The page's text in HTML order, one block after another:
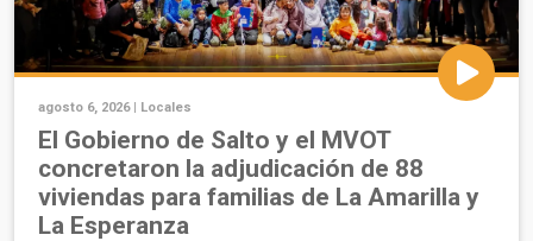
agosto 6, 2026 | Locales
El Gobierno de Salto y el MVOT
concretaron la adjudicación de 88
viviendas para familias de La Amarilla y
La Esperanza